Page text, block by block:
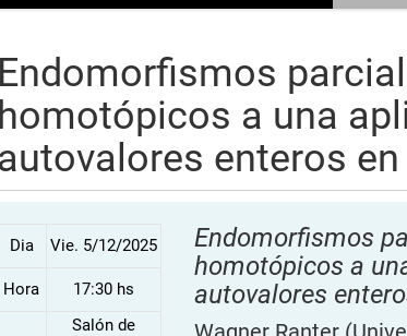
Endomorfismos
homotópicos a una
autovalores enteros
Dia Vie. 5/12/2025
Hora 17:30 hs
Salón de
Endomorfismos
homotópicos a
autovalores